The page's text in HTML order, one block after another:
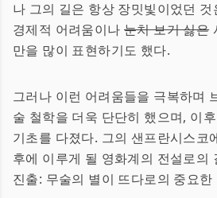
나 그의 길은 항상 장밋빛이었던
경제적 어려움이나 눈치 보기 싫은
만을 많이 표현하기도 했다.
그러나 이런 어려움들을 극복하며
술 철학을 더욱 단단히 했으며, 이
기초를 다졌다. 그의 샌프란시스코
후에 이루게 될 영화계의 전설로의
진출: 무술의 별이 뜨다로의 중요